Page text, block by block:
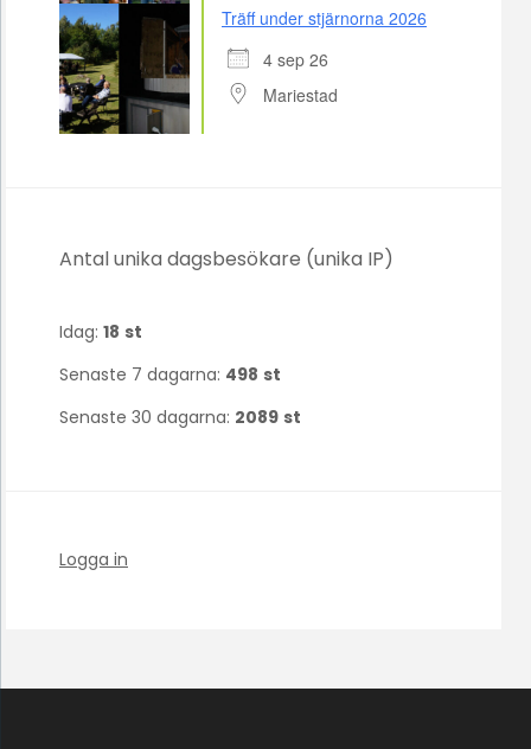
Träff under stjärnorna 2026
4 sep 26
Mariestad
Antal unika dagsbesökare (unika IP)
Idag: 18 st
Senaste 7 dagarna: 498 st
Senaste 30 dagarna: 2089 st
Logga in